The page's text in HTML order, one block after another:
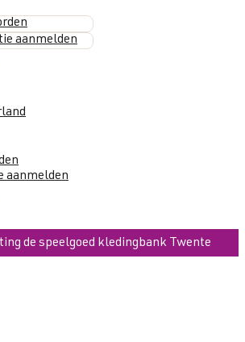
aanmelden
aanmelden
de speelgoed kledingbank Twente